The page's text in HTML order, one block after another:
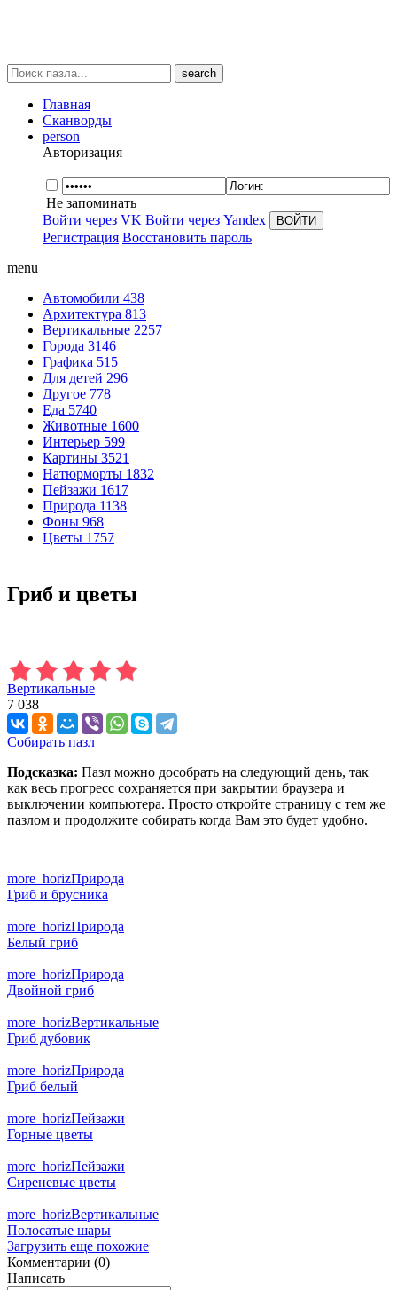
search
Главная
Сканворды
person
Авторизация
Не запоминать
Войти через VK Войти через Yandex
Регистрация Восстановить пароль
menu
Автомобили 438
Архитектура 813
Вертикальные 2257
Города 3146
Графика 515
Для детей 296
Другое 778
Еда 5740
Животные 1600
Интерьер 599
Картины 3521
Натюрморты 1832
Пейзажи 1617
Природа 1138
Фоны 968
Цветы 1757
Гриб и цветы
Вертикальные
7 038
Собирать пазл
Подсказка: Пазл можно дособрать на следующий день, так
как весь прогресс сохраняется при закрытии браузера и
выключении компьютера. Просто откройте страницу с тем же
пазлом и продолжите собирать когда Вам это будет удобно.
more_horizПрирода
Гриб и брусника
more_horizПрирода
Белый гриб
more_horizПрирода
Двойной гриб
more_horizВертикальные
Гриб дубовик
more_horizПрирода
Гриб белый
more_horizПейзажи
Горные цветы
more_horizПейзажи
Сиреневые цветы
more_horizВертикальные
Полосатые шары
Загрузить еще похожие
Комментарии (0)
Написать